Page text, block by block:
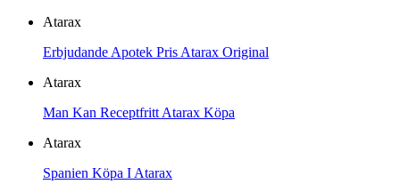
Atarax
Erbjudande Apotek Pris Atarax Original
Atarax
Man Kan Receptfritt Atarax Köpa
Atarax
Spanien Köpa I Atarax